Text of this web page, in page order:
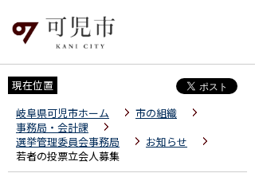
現在位置
岐阜県可児市ホーム
市の組織
事務局・会計課
選挙管理委員会事務局
お知らせ
若者の投票立会人募集